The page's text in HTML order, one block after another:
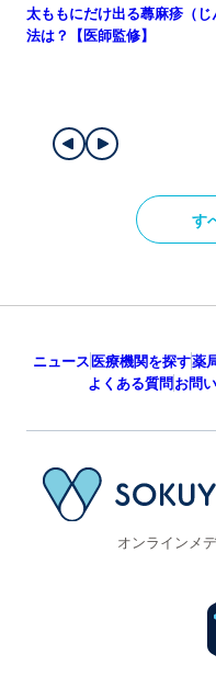
太ももにだけ出る蕁麻疹（
法は？【医師監修】
す
ニュース医療機関を探す薬
よくある質問お問
オンラインメ